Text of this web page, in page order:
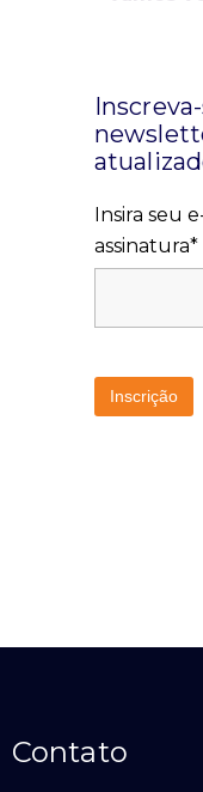
Insira seu
assinatura*
Contato